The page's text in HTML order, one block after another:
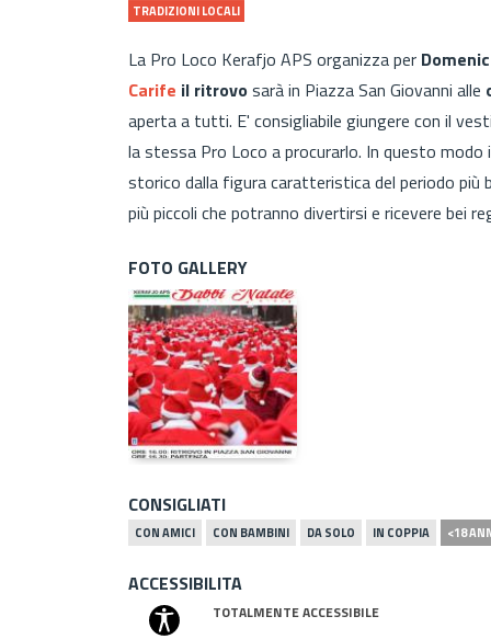
TRADIZIONI LOCALI
La Pro Loco Kerafjo APS organizza per
Carife il ritrovosarà in Piazza San Giovanni alle
aperta a tutti. E' consigliabile giungere con il
la stessa Pro Loco a procurarlo. In questo modo
storico dalla figura caratteristica del periodo più
più piccoli che potranno divertirsi e ricevere bei
FOTO GALLERY
CONSIGLIATI
CON AMICI CON BAMBINI DA SOLO IN COPPIA <18
ACCESSIBILITA
TOTALMENTE ACCESSIBILE